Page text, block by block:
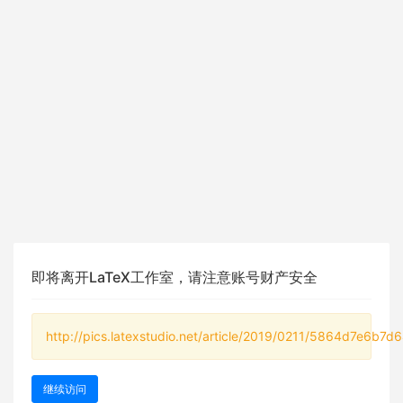
即将离开LaTeX工作室，请注意账号财产安全
http://pics.latexstudio.net/article/2019/0211/
继续访问